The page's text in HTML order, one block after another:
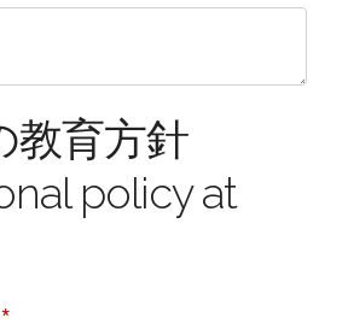
教育方針
policy at
*